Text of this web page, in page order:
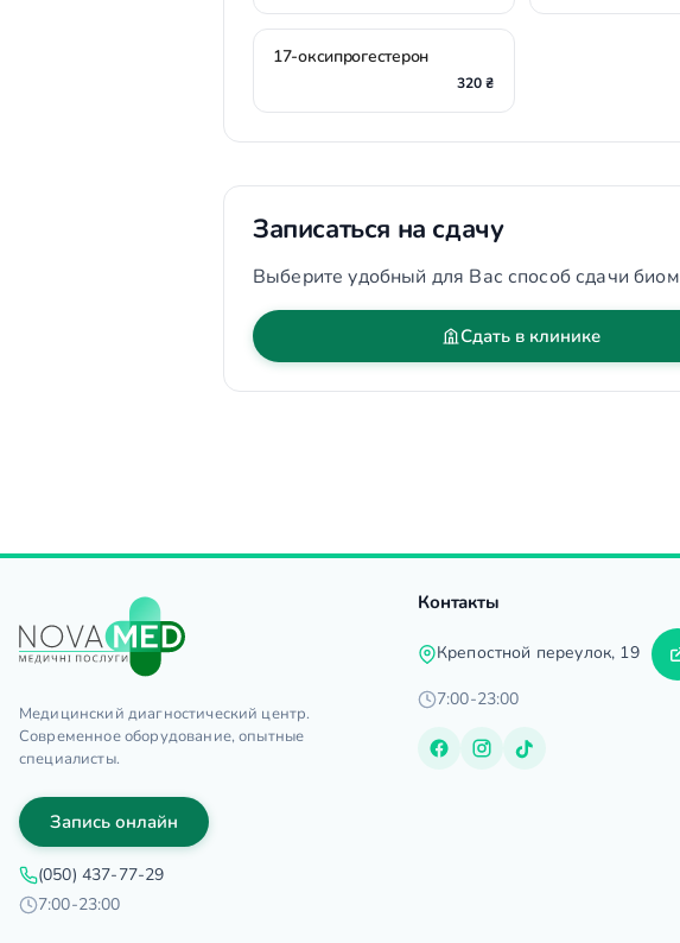
17-оксипрогестерон
320 ₴
Записаться на сдачу
Выберите удобный для Вас способ сдачи
Сдать в клинике
Медицинский диагностический центр.
Современное оборудование, опытные
специалисты.
Запись онлайн
(050) 437-77-29
7:00-23:00
Контакты
Крепостной переулок, 19
7:00-23:00